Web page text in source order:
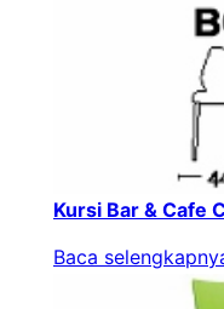
Kursi Bar & Cafe
Baca